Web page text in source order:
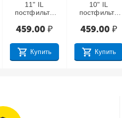
11" IL
постфильтр
финишной
459.00 ₽
Купить
10" IL
постфильтр
финишной
быстросъемн
ый
459.00 ₽
Купить